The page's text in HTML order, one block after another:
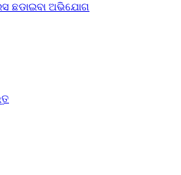
ଛଡାଇବା ଅଭିଯୋଗ